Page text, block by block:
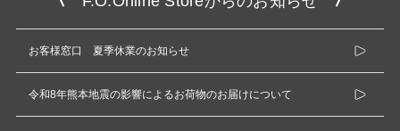
お客様窓口 夏季休業のお知らせ
令和8年熊本地震の影響によるお荷物のお届けについて